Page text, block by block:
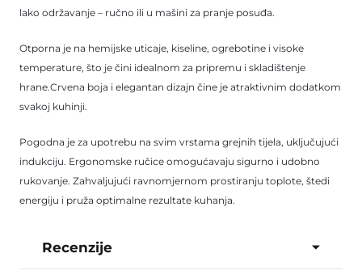
lako održavanje – ručno ili u mašini za pranje posuđa.
Otporna je na hemijske uticaje, kiseline, ogrebotine i visoke
temperature, što je čini idealnom za pripremu i skladištenje
hrane.Crvena boja i elegantan dizajn čine je atraktivnim dodatkom
svakoj kuhinji.
Pogodna je za upotrebu na svim vrstama grejnih tijela, uključujući
indukciju. Ergonomske ručice omogućavaju sigurno i udobno
rukovanje. Zahvaljujući ravnomjernom prostiranju toplote, štedi
energiju i pruža optimalne rezultate kuhanja.
Recenzije